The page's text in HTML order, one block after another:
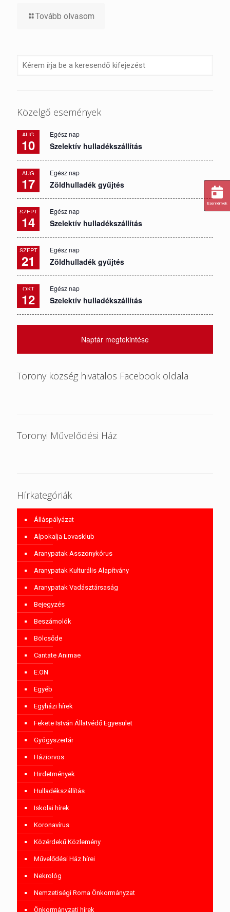
Tovább olvasom
Közelgő események
AUG
10
Egész nap
Szelektív hulladékszállítás
AUG
17
Egész nap
Zöldhulladék gyűjtés
SZEPT
14
Egész nap
Szelektív hulladékszállítás
SZEPT
21
Egész nap
Zöldhulladék gyűjtés
OKT
12
Egész nap
Szelektív hulladékszállítás
Naptár megtekintése
Torony község hivatalos Facebook oldala
Toronyi Művelődési Ház
Hírkategóriák
Álláspályázat
Alpokalja Lovasklub
Aranypatak Asszonykórus
Aranypatak Kulturális Alapítvány
Aranypatak Vadásztársaság
Bejegyzés
Beszámolók
Bölcsőde
Cantate Animae
E.ON
Egyéb
Egyházi hírek
Fekete István Állatvédő Egyesület
Gyógyszertár
Háziorvos
Hirdetmények
Hulladékszállítás
Iskolai hírek
Koronavírus
Közérdekű Közlemény
Művelődési Ház hírei
Nekrológ
Nemzetiségi Roma Önkormányzat
Önkormányzati hírek
Események